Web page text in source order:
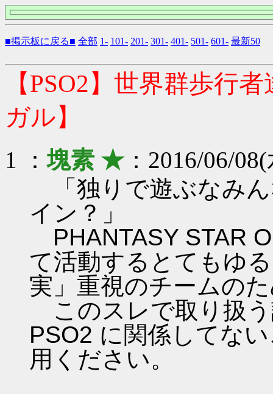
■掲示板に戻る■ 全部 1- 101- 201- 301- 401- 501- 601- 最新50
【PSO2】世界群歩行
ガル】
1 ：塊素 ★：2016/06/
「独りで遊ぶなみ
イン？」
PHANTASY STAR
て活動するとてもゆ
実」重視のチームの
このスレで取り扱
PSO2 に関係してな
用ください。